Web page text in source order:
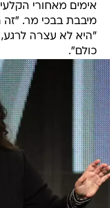
אימים מאחורי
מיבבת בבכי מר.
"היא לא עצרה
כולם".